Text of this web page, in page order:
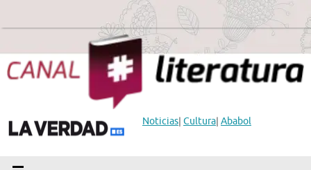
Noticias| Cultura| Ababol